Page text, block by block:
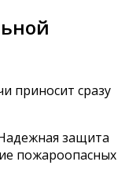
приносит сразу
защита
пожароопасных